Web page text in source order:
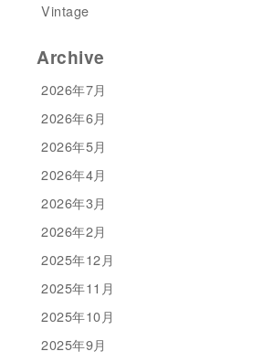
Vintage
Archive
2026年7月
2026年6月
2026年5月
2026年4月
2026年3月
2026年2月
2025年12月
2025年11月
2025年10月
2025年9月